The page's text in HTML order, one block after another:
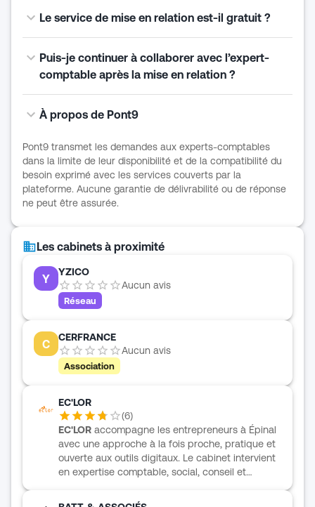
Le service de mise en relation est-il gratuit ?
Puis-je continuer à collaborer avec l’expert-
comptable après la mise en relation ?
À propos de Pont9
Pont9 transmet les demandes aux experts-comptables
dans la limite de leur disponibilité et de la compatibilité du
besoin exprimé avec les services couverts par la
plateforme. Aucune garantie de délivrabilité ou de réponse
ne peut être assurée.
Les cabinets à proximité
Y
YZICO
Aucun avis
Réseau
C
CERFRANCE
Aucun avis
Association
EC'LOR
(6)
EC'LOR accompagne les entrepreneurs à Épinal
avec une approche à la fois proche, pratique et
ouverte aux outils digitaux. Le cabinet intervient
en expertise comptable, social, conseil et
charge l’ensemble des démarches ou de laisser